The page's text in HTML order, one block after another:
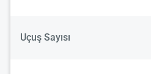
Uçuş Sayısı